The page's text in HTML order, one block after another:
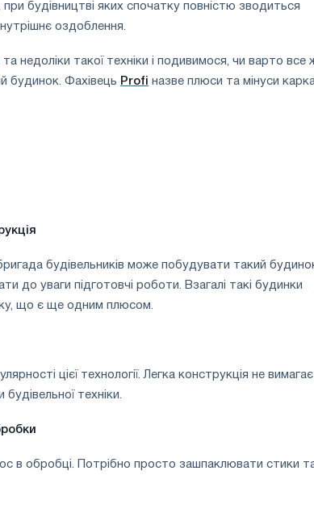
будівництві яких спочатку повністю зводиться
оздоблення.
недоліки такої техніки і подивимося, чи варто все
будинок. Фахівець Profi назве плюси та мінуси
будівельників може побудувати такий
до уваги підготовчі роботи. Взагалі такі будинки
що є ще одним плюсом.
цієї технології. Легка конструкція не вимагає
техніки.
в обробці. Потрібно просто зашпаклювати стики